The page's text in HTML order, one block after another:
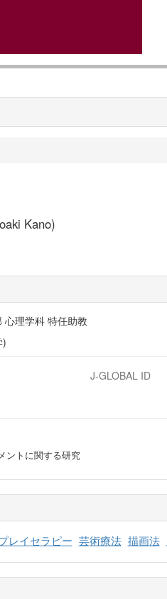
Kano)
心理学科 特任助教
)
J-GLOBAL ID
ントに関する研究
レイセラピー 芸術療法 描画法